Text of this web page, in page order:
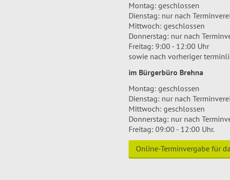
Montag: geschlossen
Dienstag: nur nach
Mittwoch: geschlossen
Donnerstag: nur nach
Freitag: 9:00 - 12:00 Uhr
sowie nach vorheriger
im Bürgerbüro Brehna
Montag: geschlossen
Dienstag: nur nach
Mittwoch: geschlossen
Donnerstag: nur nach
Freitag: 09:00 - 12:00 Uhr.
Online-Terminvergabe für